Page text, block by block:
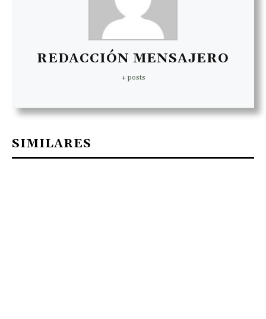
REDACCIÓN MENSAJERO
+ posts
SIMILARES